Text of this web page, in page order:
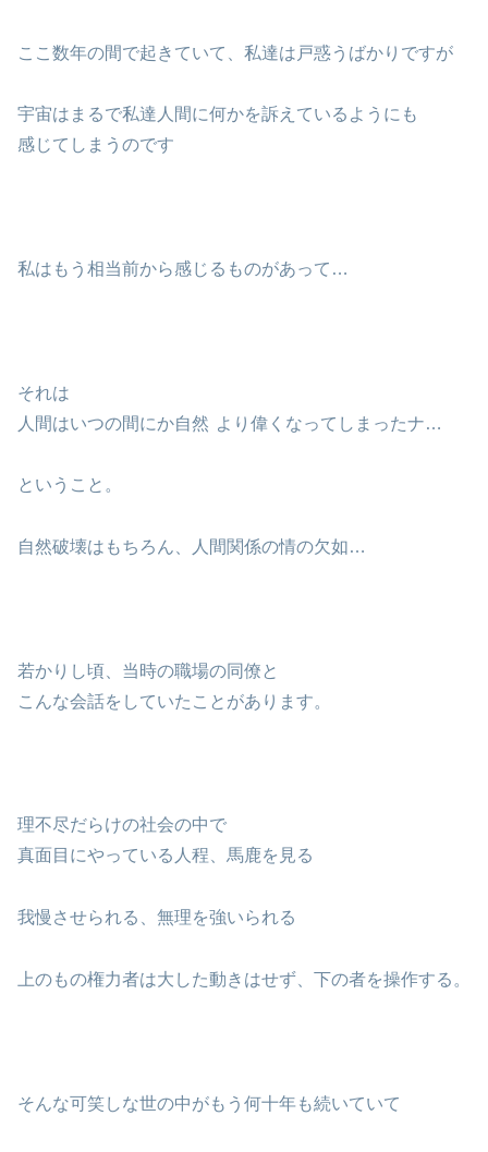
ここ数年の間で起きていて、私達は戸惑うばかりですが
宇宙はまるで私達人間に何かを訴えているようにも
感じてしまうのです
私はもう相当前から感じるものがあって…
それは
人間はいつの間にか自然 より偉くなってしまったナ…
ということ。
自然破壊はもちろん、人間関係の情の欠如…
若かりし頃、当時の職場の同僚と
こんな会話をしていたことがあります。
理不尽だらけの社会の中で
真面目にやっている人程、馬鹿を見る
我慢させられる、無理を強いられる
上のもの権力者は大した動きはせず、下の者を操作する。
そんな可笑しな世の中がもう何十年も続いていて